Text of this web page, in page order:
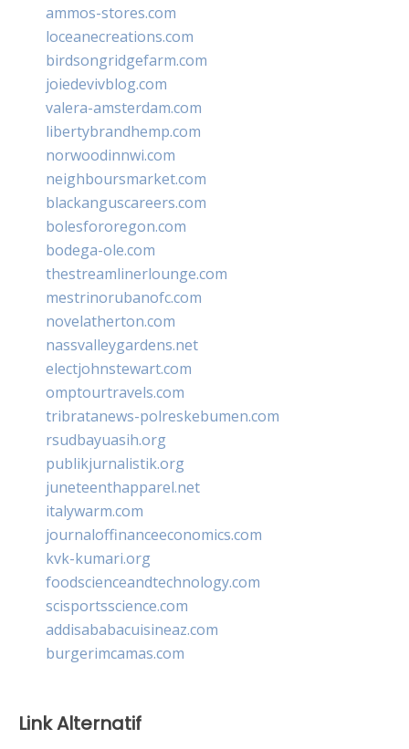
ammos-stores.com
loceanecreations.com
birdsongridgefarm.com
joiedevivblog.com
valera-amsterdam.com
libertybrandhemp.com
norwoodinnwi.com
neighboursmarket.com
blackanguscareers.com
bolesfororegon.com
bodega-ole.com
thestreamlinerlounge.com
mestrinorubanofc.com
novelatherton.com
nassvalleygardens.net
electjohnstewart.com
omptourtravels.com
tribratanews-polreskebumen.com
rsudbayuasih.org
publikjurnalistik.org
juneteenthapparel.net
italywarm.com
journaloffinanceeconomics.com
kvk-kumari.org
foodscienceandtechnology.com
scisportsscience.com
addisababacuisineaz.com
burgerimcamas.com
Link Alternatif